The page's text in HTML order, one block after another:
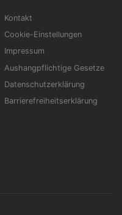
Fußbereichsmenü
Kontakt
Cookie-Einstellungen
Impressum
Aushangpflichtige Gesetze
Datenschutzerklärung
Barrierefreiheitserklärung